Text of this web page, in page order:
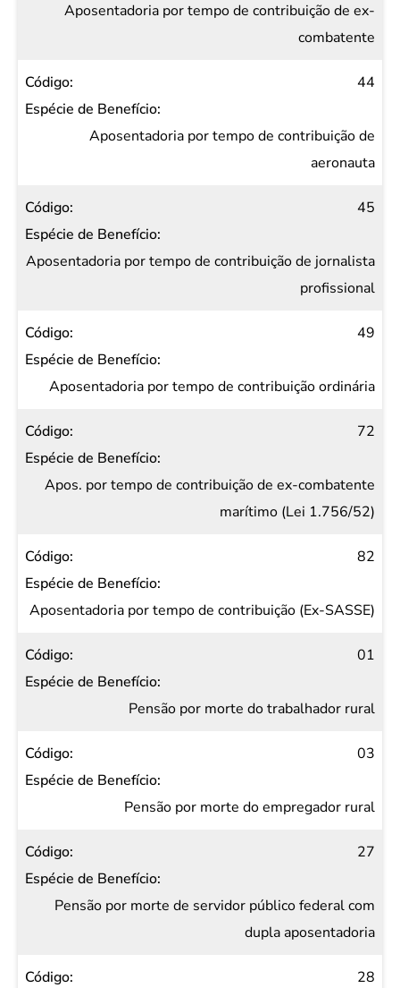
Aposentadoria por tempo de contribuição de ex-
combatente
44
Aposentadoria por tempo de contribuição de
aeronauta
45
Aposentadoria por tempo de contribuição de jornalista
profissional
49
Aposentadoria por tempo de contribuição ordinária
72
Apos. por tempo de contribuição de ex-combatente
marítimo (Lei 1.756/52)
82
Aposentadoria por tempo de contribuição (Ex-SASSE)
01
Pensão por morte do trabalhador rural
03
Pensão por morte do empregador rural
27
Pensão por morte de servidor público federal com
dupla aposentadoria
28